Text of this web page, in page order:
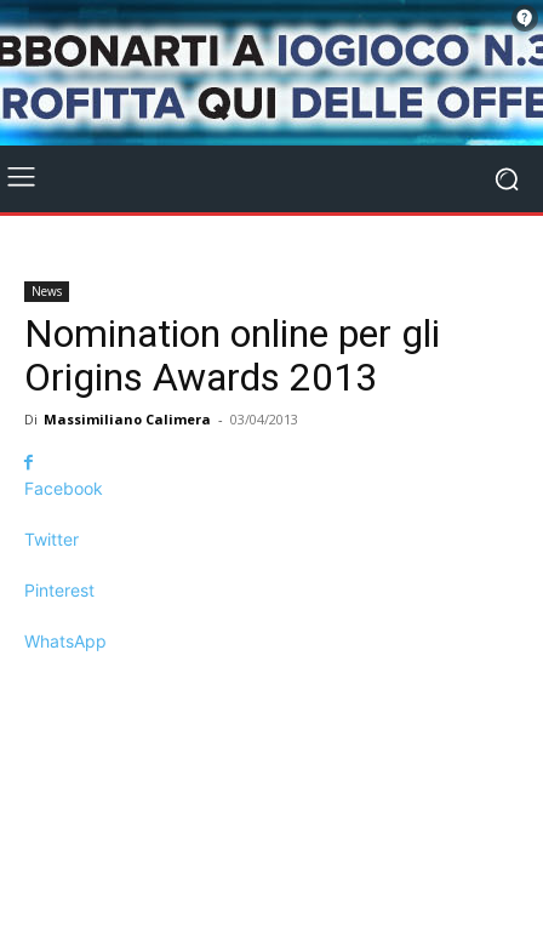
News
Nomination online per gli
Origins Awards 2013
Di Massimiliano Calimera - 03/04/2013
Facebook
Twitter
Pinterest
WhatsApp